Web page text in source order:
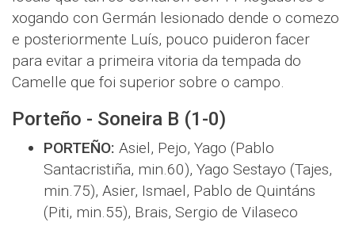
xogando con Germán lesionado dende o comezo
e posteriormente Luís, pouco puideron facer
para evitar a primeira vitoria da tempada do
Camelle que foi superior sobre o campo.
Porteño - Soneira B (1-0)
PORTEÑO: Asiel, Pejo, Yago (Pablo
Santacristiña, min.60), Yago Sestayo (Tajes,
min.75), Asier, Ismael, Pablo de Quintáns
(Piti, min.55), Brais, Sergio de Vilaseco